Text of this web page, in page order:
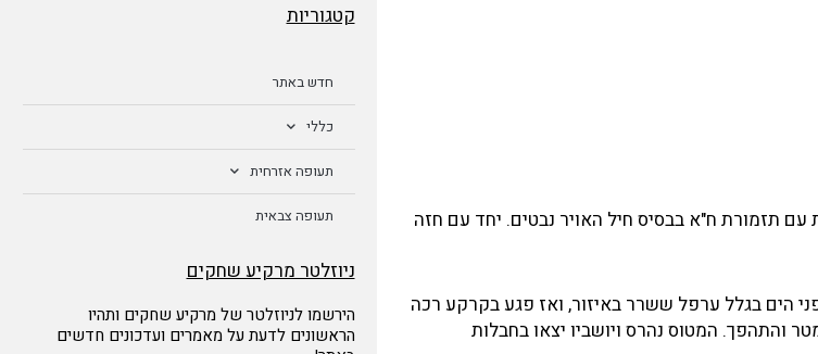
עם תזמורת ח"א בבסיס חיל האויר נבטים. יחד עם חזה
חברון, ובשעה 22:40 הנמיך הטייס לגובה 2000 רגל מעל פני הים בגלל ערפל ששרר באיזור, ואז פגע בקרקע רכה
ליד באר עופרה במהירות של 200 קמ"ש במצב מאוזן לגמרי,רץ וקפץ כ-70 מטר והתהפך. המטוס נהרס ויושביו יצאו בחבלות
קטגוריות
חדש באתר
כללי
תעופה אזרחית
תעופה צבאית
ניוזלטר מרקיע שחקים
הירשמו לניוזלטר של מרקיע שחקים ותהיו
הראשונים לדעת על מאמרים ועדכונים חדשים